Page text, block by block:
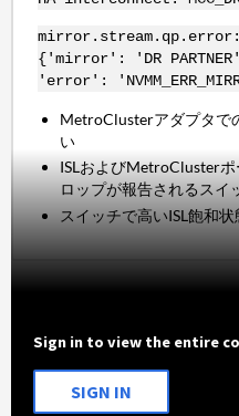
{'mirror': 'DR
'error':
MetroClusterアダプタで
い
ISLおよびMetroCluster
ロップが報告されるスイ
スイッチで高いISL飽和
Sign in to view the entire
SIGN IN